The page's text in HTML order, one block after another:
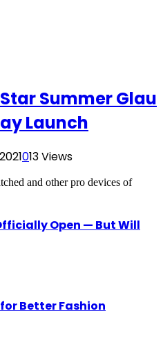
Summer Glau
Launch
013Views
and other pro devices of
Open — But Will
Better Fashion